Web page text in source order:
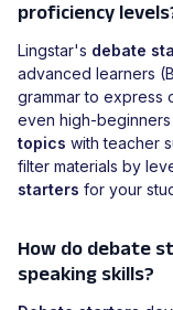
proficiency
Lingstar's debate
advanced learners
grammar to express
even high-
topics with teacher
filter materials by
starters for your
How do debate
speaking skills?